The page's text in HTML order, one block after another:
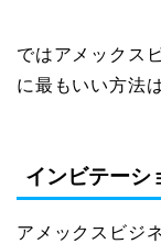
ではアメックス
に最もいい方法
インビテーシ
アメックスビジ